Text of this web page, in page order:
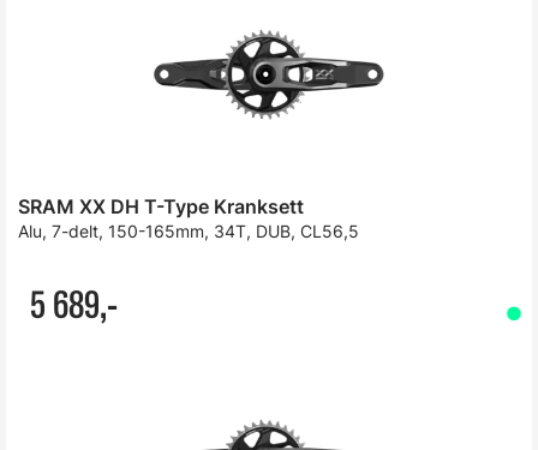
SRAM XX DH T-Type Kranksett
Alu, 7-delt, 150-165mm, 34T, DUB, CL56,5
5 689,-